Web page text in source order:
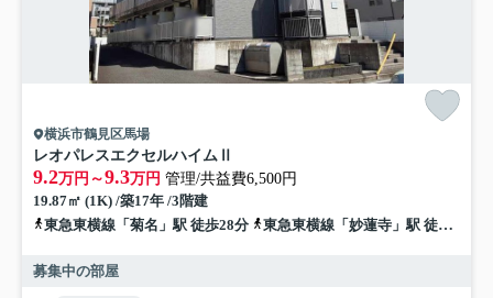
横浜市鶴見区馬場
レオパレスエクセルハイムⅡ
9.2万円～9.3万円 管理/共益費6,500円
19.87㎡ (1K) /築17年 /3階建
東急東横線「菊名」駅 徒歩28分
東急東横線「妙蓮寺」駅 徒歩22分
募集中の部屋